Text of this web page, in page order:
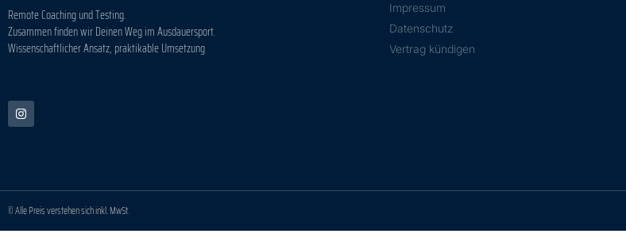
Remote Coaching und Testing.
Zusammen finden wir Deinen Weg im Ausdauersport.
Wissenschaftlicher Ansatz, praktikable Umsetzung
Impressum
Datenschutz
Vertrag kündigen
© Alle Preis verstehen sich inkl. MwSt.